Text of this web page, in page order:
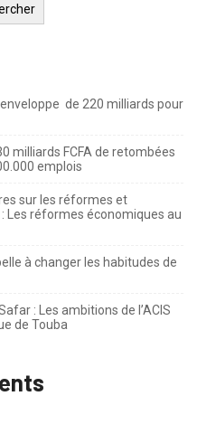
de 220 milliards pour
milliards FCFA de retombées
emplois
sur les réformes et
: Les réformes économiques au
à changer les habitudes de
: Les ambitions de l’ACIS
de Touba